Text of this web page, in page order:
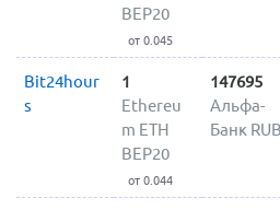
BEP20
от 0.045
Bit24hour
s
1
Ethereu
m ETH
BEP20
от 0.044
147695
Альфа-
Банк RUB